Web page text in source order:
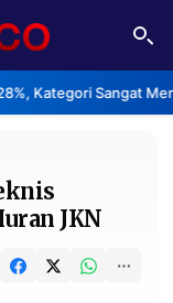
Memuaskan. •
JKN